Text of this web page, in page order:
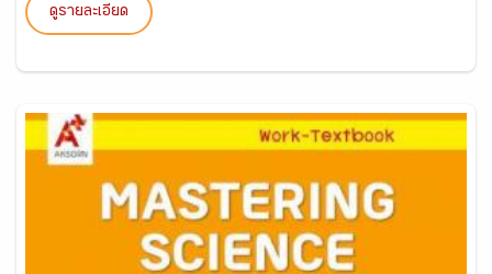
ดูรายละเอียด